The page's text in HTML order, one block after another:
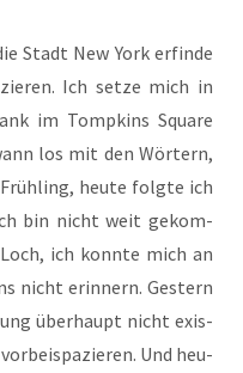
Stadt New York erfin­de
Ich set­ze mich in
im Tomp­kins Squa­re
los mit den Wör­tern,
heu­te folg­te ich
bin nicht weit gekom­
ich konn­te mich an
nicht erin­nern. Ges­tern
über­haupt nicht exis­
Und heu­